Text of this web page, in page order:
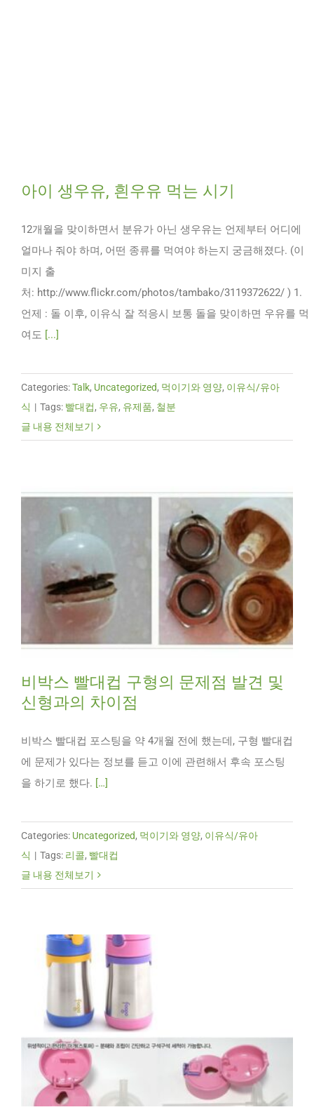
아이 생우유, 흰우유 먹는 시기
12개월을 맞이하면서 분유가 아닌 생우유는 언제부터 어디에
얼마나 줘야 하며, 어떤 종류를 먹여야 하는지 궁금해졌다. (이
미지 출
처: http://www.flickr.com/photos/tambako/3119372622/ ) 1.
언제 : 돌 이후, 이유식 잘 적응시 보통 돌을 맞이하면 우유를 먹
여도 [...]
Categories:Talk, Uncategorized, 먹이기와 영양, 이유식/유아
식 | Tags: 빨대컵, 우유, 유제품, 철분
글 내용 전체보기
비박스 빨대컵 구형의 문제점 발견 및
신형과의 차이점
비박스 빨대컵 포스팅을 약 4개월 전에 했는데, 구형 빨대컵
에 문제가 있다는 정보를 듣고 이에 관련해서 후속 포스팅
을 하기로 했다. […]
Categories: Uncategorized, 먹이기와 영양, 이유식/유아
식 | Tags: 리콜, 빨대컵
글 내용 전체보기